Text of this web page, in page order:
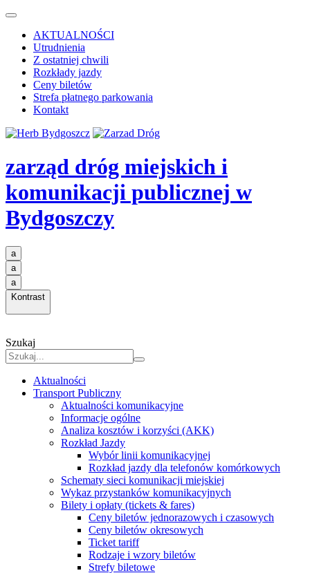
AKTUALNOŚCI
Utrudnienia
Z ostatniej chwili
Rozkłady jazdy
Ceny biletów
Strefa płatnego parkowania
Kontakt
zarząd dróg miejskich i
komunikacji publicznej w
Bydgoszczy
a
a
a
Kontrast
Szukaj
Aktualności
Transport Publiczny
Aktualności komunikacyjne
Informacje ogólne
Analiza kosztów i korzyści (AKK)
Rozkład Jazdy
Wybór linii komunikacyjnej
Rozkład jazdy dla telefonów komórkowych
Schematy sieci komunikacji miejskiej
Wykaz przystanków komunikacyjnych
Bilety i opłaty (tickets & fares)
Ceny biletów jednorazowych i czasowych
Ceny biletów okresowych
Ticket tariff
Rodzaje i wzory biletów
Strefy biletowe